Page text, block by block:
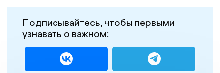
Подписывайтесь, чтобы первыми
узнавать о важном: